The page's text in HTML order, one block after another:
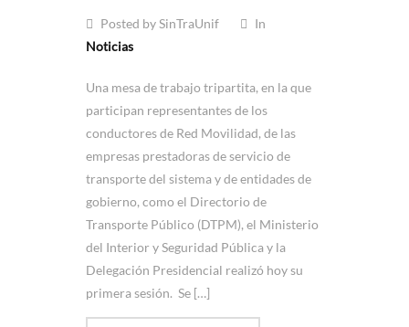
Posted by SinTraUnif
In
Noticias
Una mesa de trabajo tripartita, en la que
participan representantes de los
conductores de Red Movilidad, de las
empresas prestadoras de servicio de
transporte del sistema y de entidades de
gobierno, como el Directorio de
Transporte Público (DTPM), el Ministerio
del Interior y Seguridad Pública y la
Delegación Presidencial realizó hoy su
primera sesión. Se […]